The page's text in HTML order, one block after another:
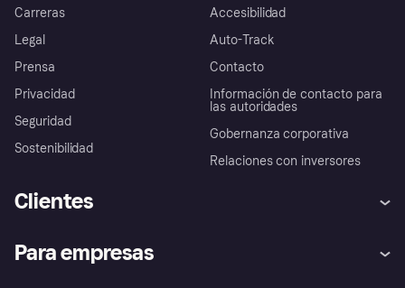
Carreras
Legal
Prensa
Privacidad
Seguridad
Sostenibilidad
Accesibilidad
Auto-Track
Contacto
Información de contacto para
las autoridades
Gobernanza corporativa
Relaciones con inversores
Clientes
Inicio de sesión
Para empresas